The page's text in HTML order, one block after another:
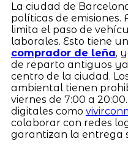
La ciudad de
políticas de emisiones.
limita el paso de
laborales. Esto tiene
comprador de leña,
de reparto antiguos
centro de la ciudad.
ambiental tienen
viernes de 7:00 a
digitales como
colaborar con redes
garantizan la entrega